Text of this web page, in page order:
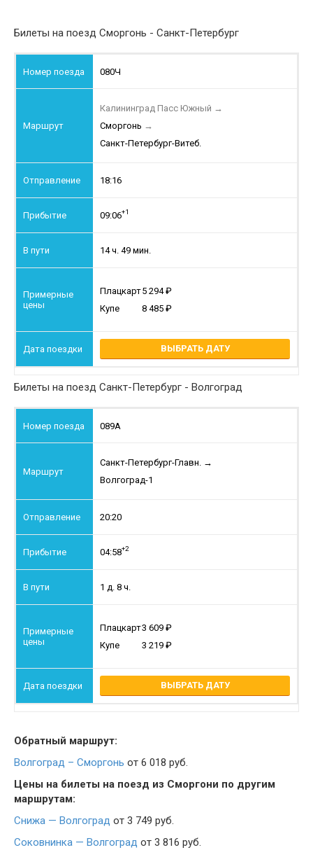
Билеты на поезд Сморгонь - Санкт-Петербург
080Ч
Калининград Пасс Южный →
Сморгонь →
Санкт-Петербург-Витеб.
18:16
09:06+1
14 ч. 49 мин.
Плацкарт5 294
Купе
8 485
ВЫБРАТЬ ДАТУ
Билеты на поезд Санкт-Петербург - Волгоград
089А
Санкт-Петербург-Главн. →
Волгоград-1
20:20
04:58+2
1 д. 8 ч.
Плацкарт3 609
Купе
3 219
ВЫБРАТЬ ДАТУ
Обратный маршрут:
Волгоград – Сморгонь от 6 018 руб.
Цены на билеты на поезд из Сморгони по другим
маршрутам:
Снижа — Волгоград от 3 749 руб.
Соковнинка — Волгоград от 3 816 руб.